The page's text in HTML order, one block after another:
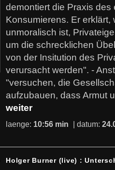
demontiert die Praxis des
Konsumierens. Er erklärt,
unmoralisch ist,
um die schrecklichen
von der Insitution des
verursacht werden". -
"versuchen, die
aufzubauen, dass Armut
weiter
laenge: 10:56 min | datum:
Holger Burner (live) :